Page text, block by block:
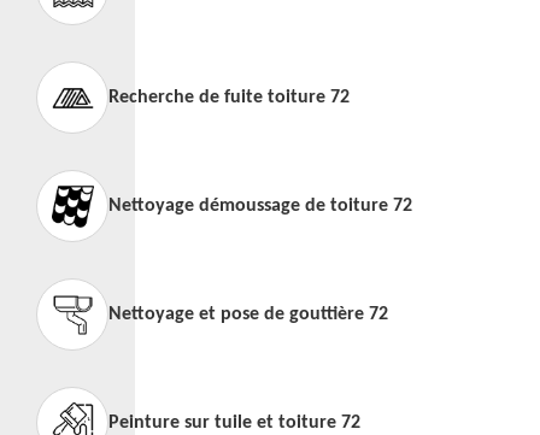
Recherche de fuite toiture 72
Nettoyage démoussage de toiture 72
Nettoyage et pose de gouttière 72
Peinture sur tuile et toiture 72